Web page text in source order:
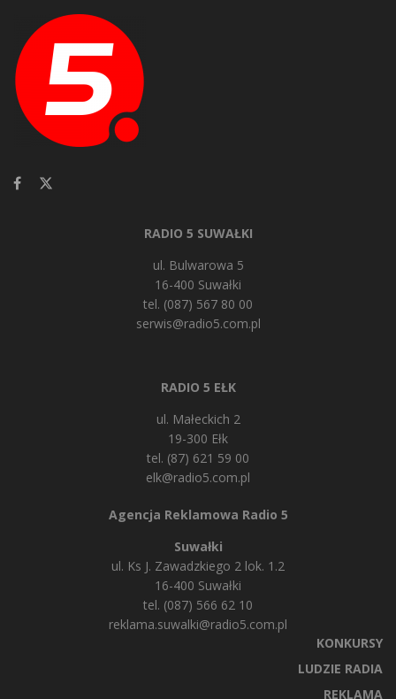
RADIO 5 SUWAŁKI
ul. Bulwarowa 5
16-400 Suwałki
tel. (087) 567 80 00
serwis@radio5.com.pl
RADIO 5 EŁK
ul. Małeckich 2
19-300 Ełk
tel. (87) 621 59 00
elk@radio5.com.pl
Agencja Reklamowa Radio 5
Suwałki
ul. Ks J. Zawadzkiego 2 lok. 1.2
16-400 Suwałki
tel. (087) 566 62 10
reklama.suwalki@radio5.com.pl
KONKURSY
LUDZIE RADIA
REKLAMA